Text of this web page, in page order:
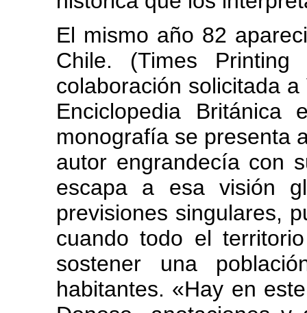
El mismo año 82
Chile. (Times
colaboración solicitada
Enciclopedia Británica
monografía se presenta
autor engrandecía con
escapa a esa visión
previsiones singulares,
cuando todo el
sostener una
habitantes. «Hay en